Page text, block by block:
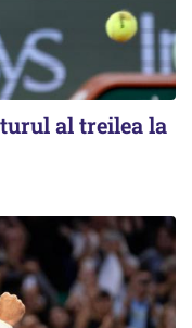
al treilea la